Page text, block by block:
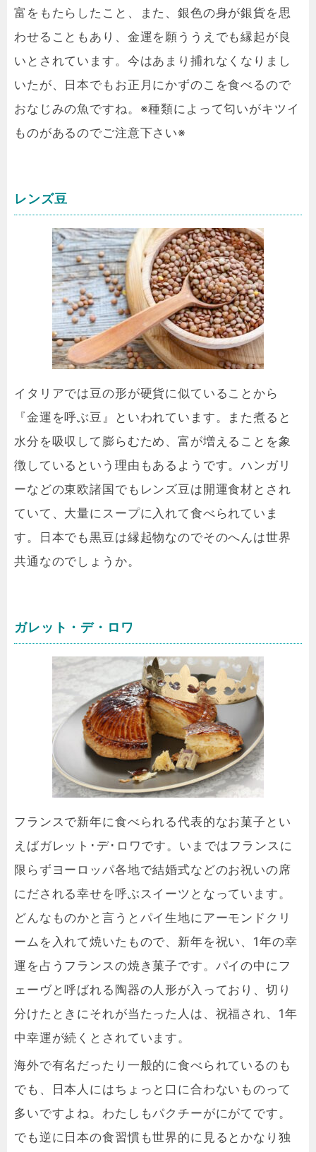
富をもたらしたこと、また、銀色の身が銀貨を思
わせることもあり、金運を願ううえでも縁起が良
いとされています。今はあまり捕れなくなりまし
いたが、日本でもお正月にかずのこを食べるので
おなじみの魚ですね。※種類によって匂いがキツイ
ものがあるのでご注意下さい※
レンズ豆
イタリアでは豆の形が硬貨に似ていることから
『金運を呼ぶ豆』といわれています。また煮ると
水分を吸収して膨らむため、富が増えることを象
徴しているという理由もあるようです。ハンガリ
ーなどの東欧諸国でもレンズ豆は開運食材とされ
ていて、大量にスープに入れて食べられていま
す。日本でも黒豆は縁起物なのでそのへんは世界
共通なのでしょうか。
ガレット・デ・ロワ
フランスで新年に食べられる代表的なお菓子とい
えばガレット･デ･ロワです。いまではフランスに
限らずヨーロッパ各地で結婚式などのお祝いの席
にだされる幸せを呼ぶスイーツとなっています。
どんなものかと言うとパイ生地にアーモンドクリ
ームを入れて焼いたもので、新年を祝い、1年の幸
運を占うフランスの焼き菓子です。パイの中にフ
ェーヴと呼ばれる陶器の人形が入っており、切り
分けたときにそれが当たった人は、祝福され、1年
中幸運が続くとされています。
海外で有名だったり一般的に食べられているのも
でも、日本人にはちょっと口に合わないものって
多いですよね。わたしもパクチーがにがてです。
でも逆に日本の食習慣も世界的に見るとかなり独